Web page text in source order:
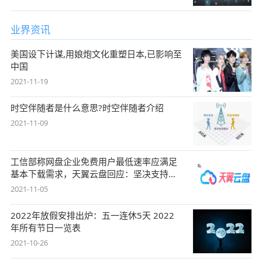
业界资讯
美国设下计谋,用娘炮文化重塑日本,已影响至
中国
2021-11-19
时空伴随者是什么意思?时空伴随者介绍
2021-11-09
工信部称网盘企业免费用户最低速率应满足
基本下载需求，天翼云盘回应：坚决支持，
始终
2021-11-05
2022年放假安排出炉：五一连休5天 2022
年所有节日一览表
2021-10-26